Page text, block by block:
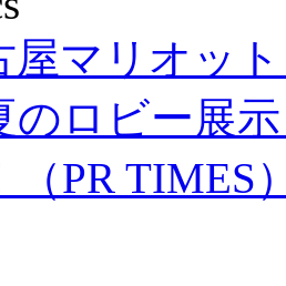
屋マリオッ
のロビー展
（PR TIMES